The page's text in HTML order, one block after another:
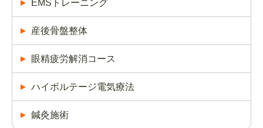
EMSトレーニング
産後骨盤整体
眼精疲労解消コース
ハイボルテージ電気療法
鍼灸施術